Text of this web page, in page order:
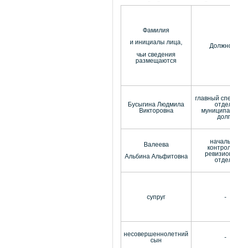
Фамилия
и инициалы лица,
чьи сведения
размещаются
Бусыгина Людмила
Викторовна
главный
Валеева
Альбина Альфитовна
супруг -
несовершеннолетний
сын
-